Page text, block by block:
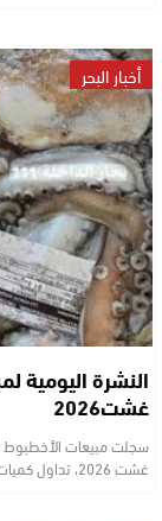
أخبار البحر
غشت2026
غشت 2026، تداول كميات المصطادات، مع تباين…